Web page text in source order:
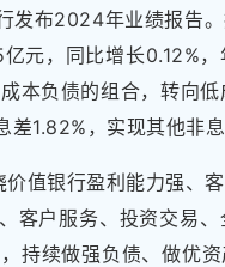
发布2024年业绩报告
元，同比增长0.12%
本负债的组合，转向
差1.82%，实现其他非
值银行盈利能力强、
客户服务、投资交易
持续做强负债、做优